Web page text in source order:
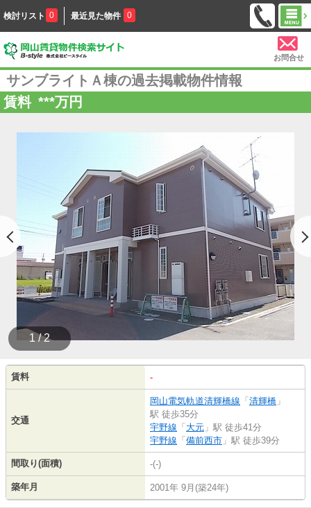
検討リスト 0 最近見た物件 0
お問合せ
サンブライトＡ棟の過去掲載物件情報
賃料 ***万円
1 / 2
賃料 -
交通
岡山電気軌道清輝橋線 「 清輝橋 」
駅 徒歩35分
宇野線 「 大元 」駅 徒歩41分
宇野線 「 備前西市 」駅 徒歩39分
間取り(面積) -(-)
築年月 2001年 9月(築24年)